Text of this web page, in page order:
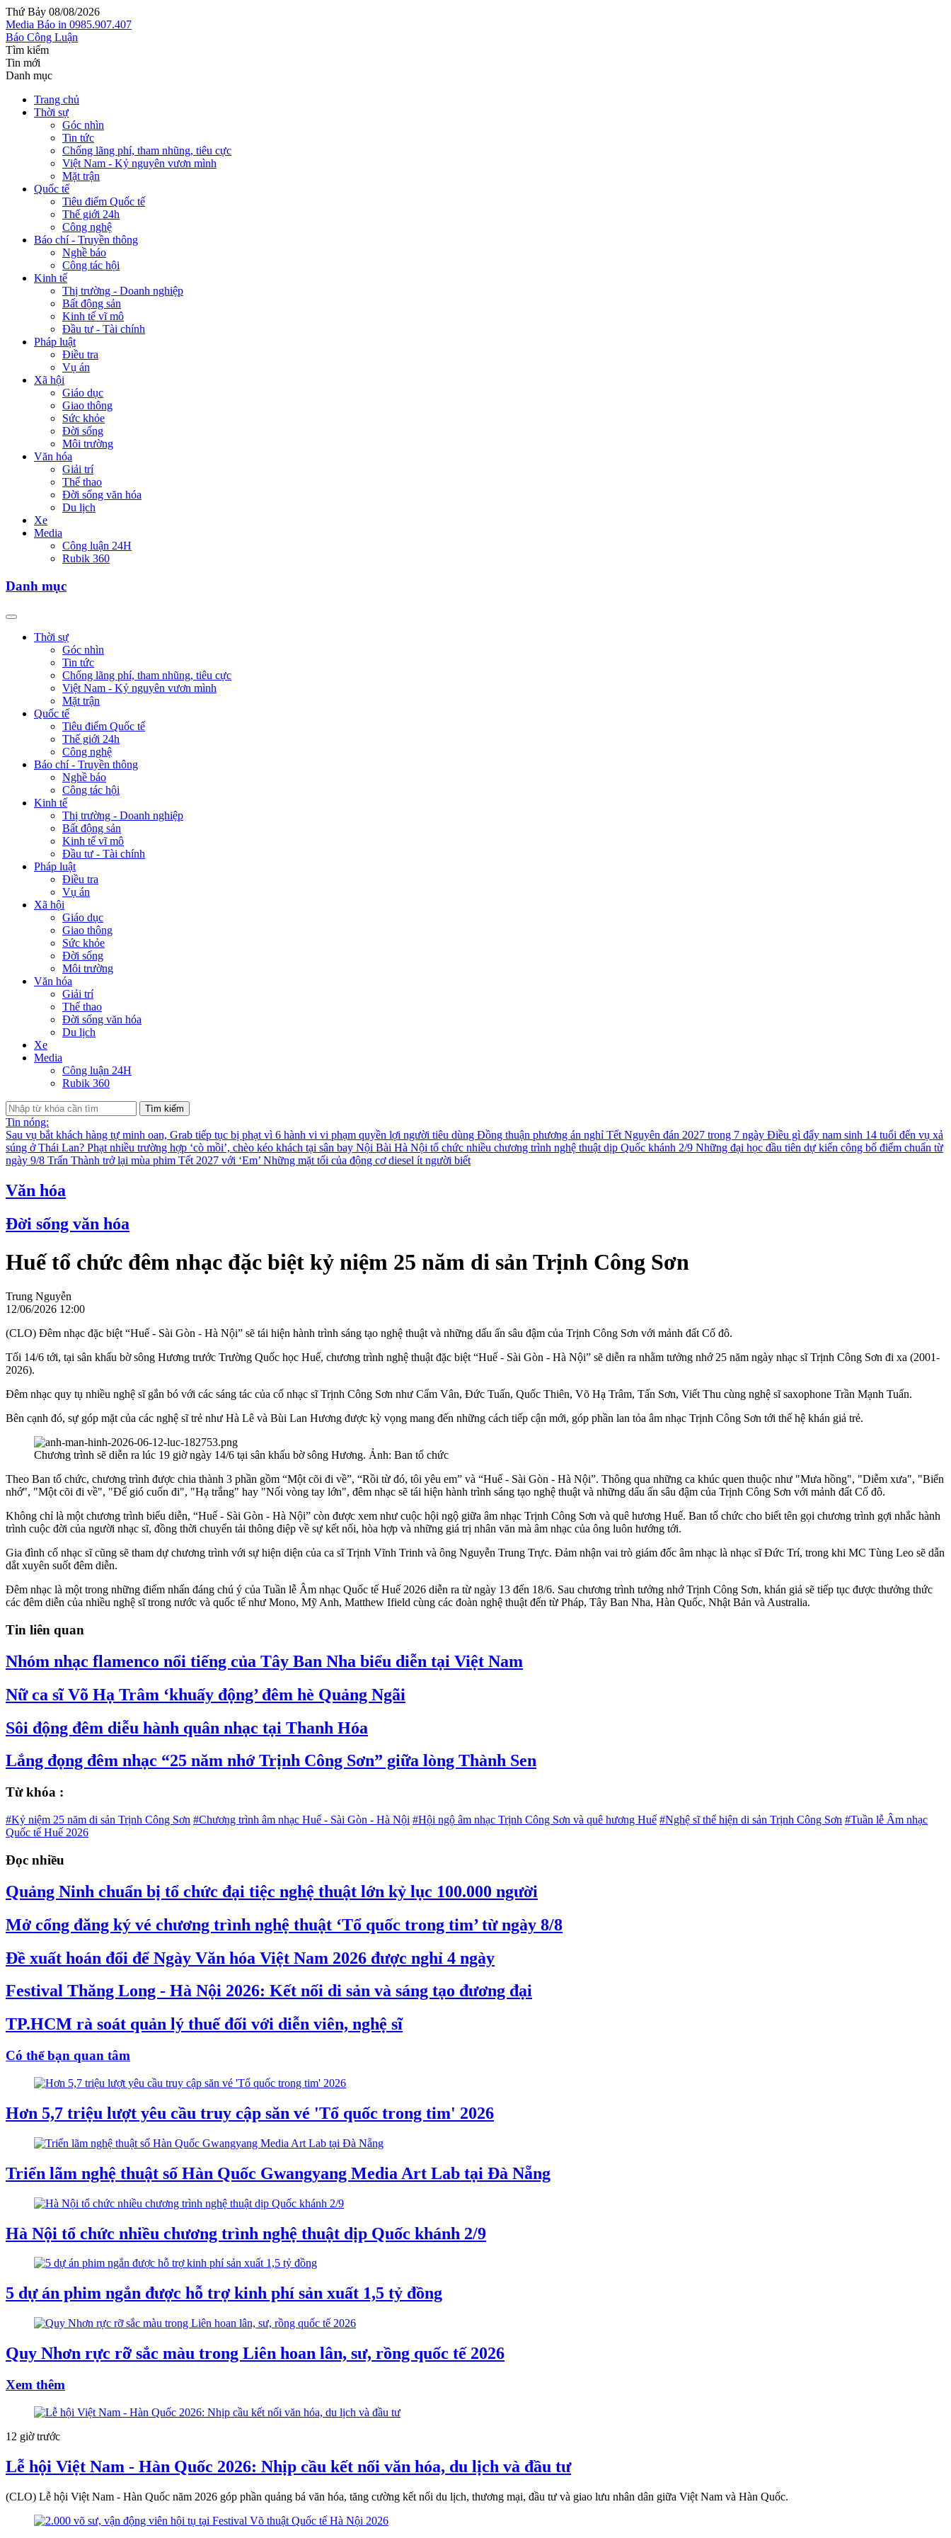
Thứ Bảy 08/08/2026
Media Báo in 0985.907.407
Báo Công Luận
Tìm kiếm
Tin mới
Danh mục
Trang chủ
Thời sự
Góc nhìn
Tin tức
Chống lãng phí, tham nhũng, tiêu cực
Việt Nam - Kỷ nguyên vươn mình
Mặt trận
Quốc tế
Tiêu điểm Quốc tế
Thế giới 24h
Công nghệ
Báo chí - Truyền thông
Nghề báo
Công tác hội
Kinh tế
Thị trường - Doanh nghiệp
Bất động sản
Kinh tế vĩ mô
Đầu tư - Tài chính
Pháp luật
Điều tra
Vụ án
Xã hội
Giáo dục
Giao thông
Sức khỏe
Đời sống
Môi trường
Văn hóa
Giải trí
Thể thao
Đời sống văn hóa
Du lịch
Xe
Media
Công luận 24H
Rubik 360
Danh mục
Thời sự
Góc nhìn
Tin tức
Chống lãng phí, tham nhũng, tiêu cực
Việt Nam - Kỷ nguyên vươn mình
Mặt trận
Quốc tế
Tiêu điểm Quốc tế
Thế giới 24h
Công nghệ
Báo chí - Truyền thông
Nghề báo
Công tác hội
Kinh tế
Thị trường - Doanh nghiệp
Bất động sản
Kinh tế vĩ mô
Đầu tư - Tài chính
Pháp luật
Điều tra
Vụ án
Xã hội
Giáo dục
Giao thông
Sức khỏe
Đời sống
Môi trường
Văn hóa
Giải trí
Thể thao
Đời sống văn hóa
Du lịch
Xe
Media
Công luận 24H
Rubik 360
Tìm kiếm
Tin nóng:
Sau vụ bắt khách hàng tự minh oan, Grab tiếp tục bị phạt vì 6 hành vi vi phạm quyền lợi người tiêu dùng Đồng thuận phương án nghỉ Tết Nguyên đán 2027 trong 7 ngày Điều gì đẩy nam sinh 14 tuổi đến vụ xả
súng ở Thái Lan? Phạt nhiều trường hợp ‘cò mồi’, chèo kéo khách tại sân bay Nội Bài Hà Nội tổ chức nhiều chương trình nghệ thuật dịp Quốc khánh 2/9 Những đại học đầu tiên dự kiến công bố điểm chuẩn từ
ngày 9/8 Trấn Thành trở lại mùa phim Tết 2027 với ‘Em’ Những mặt tối của động cơ diesel ít người biết
Văn hóa
Đời sống văn hóa
Huế tổ chức đêm nhạc đặc biệt kỷ niệm 25 năm di sản Trịnh Công Sơn
Trung Nguyễn
12/06/2026 12:00
(CLO) Đêm nhạc đặc biệt “Huế - Sài Gòn - Hà Nội” sẽ tái hiện hành trình sáng tạo nghệ thuật và những dấu ấn sâu đậm của Trịnh Công Sơn với mảnh đất Cố đô.
Tối 14/6 tới, tại sân khấu bờ sông Hương trước Trường Quốc học Huế, chương trình nghệ thuật đặc biệt “Huế - Sài Gòn - Hà Nội” sẽ diễn ra nhằm tưởng nhớ 25 năm ngày nhạc sĩ Trịnh Công Sơn đi xa (2001-
2026).
Đêm nhạc quy tụ nhiều nghệ sĩ gắn bó với các sáng tác của cố nhạc sĩ Trịnh Công Sơn như Cẩm Vân, Đức Tuấn, Quốc Thiên, Võ Hạ Trâm, Tấn Sơn, Viết Thu cùng nghệ sĩ saxophone Trần Mạnh Tuấn.
Bên cạnh đó, sự góp mặt của các nghệ sĩ trẻ như Hà Lê và Bùi Lan Hương được kỳ vọng mang đến những cách tiếp cận mới, góp phần lan tỏa âm nhạc Trịnh Công Sơn tới thế hệ khán giả trẻ.
Chương trình sẽ diễn ra lúc 19 giờ ngày 14/6 tại sân khấu bờ sông Hương. Ảnh: Ban tổ chức
Theo Ban tổ chức, chương trình được chia thành 3 phần gồm “Một cõi đi về”, “Rồi từ đó, tôi yêu em” và “Huế - Sài Gòn - Hà Nội”. Thông qua những ca khúc quen thuộc như "Mưa hồng", "Diễm xưa", "Biển
nhớ", "Một cõi đi về", "Để gió cuốn đi", "Hạ trắng" hay "Nối vòng tay lớn", đêm nhạc sẽ tái hiện hành trình sáng tạo nghệ thuật và những dấu ấn sâu đậm của Trịnh Công Sơn với mảnh đất Cố đô.
Không chỉ là một chương trình biểu diễn, “Huế - Sài Gòn - Hà Nội” còn được xem như cuộc hội ngộ giữa âm nhạc Trịnh Công Sơn và quê hương Huế. Ban tổ chức cho biết tên gọi chương trình gợi nhắc hành
trình cuộc đời của người nhạc sĩ, đồng thời chuyển tải thông điệp về sự kết nối, hòa hợp và những giá trị nhân văn mà âm nhạc của ông luôn hướng tới.
Gia đình cố nhạc sĩ cũng sẽ tham dự chương trình với sự hiện diện của ca sĩ Trịnh Vĩnh Trinh và ông Nguyễn Trung Trực. Đảm nhận vai trò giám đốc âm nhạc là nhạc sĩ Đức Trí, trong khi MC Tùng Leo sẽ dẫn
dắt xuyên suốt đêm diễn.
Đêm nhạc là một trong những điểm nhấn đáng chú ý của Tuần lễ Âm nhạc Quốc tế Huế 2026 diễn ra từ ngày 13 đến 18/6. Sau chương trình tưởng nhớ Trịnh Công Sơn, khán giả sẽ tiếp tục được thưởng thức
các đêm diễn của nhiều nghệ sĩ trong nước và quốc tế như Mono, Mỹ Anh, Matthew Ifield cùng các đoàn nghệ thuật đến từ Pháp, Tây Ban Nha, Hàn Quốc, Nhật Bản và Australia.
Tin liên quan
Nhóm nhạc flamenco nổi tiếng của Tây Ban Nha biểu diễn tại Việt Nam
Nữ ca sĩ Võ Hạ Trâm ‘khuấy động’ đêm hè Quảng Ngãi
Sôi động đêm diễu hành quân nhạc tại Thanh Hóa
Lắng đọng đêm nhạc “25 năm nhớ Trịnh Công Sơn” giữa lòng Thành Sen
Từ khóa :
#Kỷ niệm 25 năm di sản Trịnh Công Sơn #Chương trình âm nhạc Huế - Sài Gòn - Hà Nội #Hội ngộ âm nhạc Trịnh Công Sơn và quê hương Huế #Nghệ sĩ thể hiện di sản Trịnh Công Sơn #Tuần lễ Âm nhạc
Quốc tế Huế 2026
Đọc nhiều
Quảng Ninh chuẩn bị tổ chức đại tiệc nghệ thuật lớn kỷ lục 100.000 người
Mở cổng đăng ký vé chương trình nghệ thuật ‘Tổ quốc trong tim’ từ ngày 8/8
Đề xuất hoán đổi để Ngày Văn hóa Việt Nam 2026 được nghỉ 4 ngày
Festival Thăng Long - Hà Nội 2026: Kết nối di sản và sáng tạo đương đại
TP.HCM rà soát quản lý thuế đối với diễn viên, nghệ sĩ
Có thể bạn quan tâm
Hơn 5,7 triệu lượt yêu cầu truy cập săn vé 'Tổ quốc trong tim' 2026
Triển lãm nghệ thuật số Hàn Quốc Gwangyang Media Art Lab tại Đà Nẵng
Hà Nội tổ chức nhiều chương trình nghệ thuật dịp Quốc khánh 2/9
5 dự án phim ngắn được hỗ trợ kinh phí sản xuất 1,5 tỷ đồng
Quy Nhơn rực rỡ sắc màu trong Liên hoan lân, sư, rồng quốc tế 2026
Xem thêm
12 giờ trước
Lễ hội Việt Nam - Hàn Quốc 2026: Nhịp cầu kết nối văn hóa, du lịch và đầu tư
(CLO) Lễ hội Việt Nam - Hàn Quốc năm 2026 góp phần quảng bá văn hóa, tăng cường kết nối du lịch, thương mại, đầu tư và giao lưu nhân dân giữa Việt Nam và Hàn Quốc.